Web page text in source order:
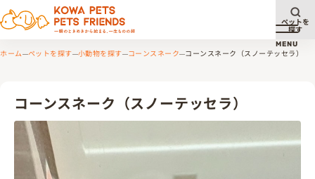
メニ
MENU
ペットを
探す
ホーム ペットを探す 小動物を探す コーンスネーク コーンスネーク（スノーテッセラ）
コーンスネーク（スノーテッセラ）